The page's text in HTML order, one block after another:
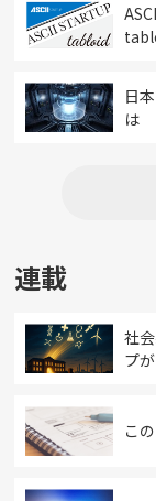
日
は
連載
社
プ
こ